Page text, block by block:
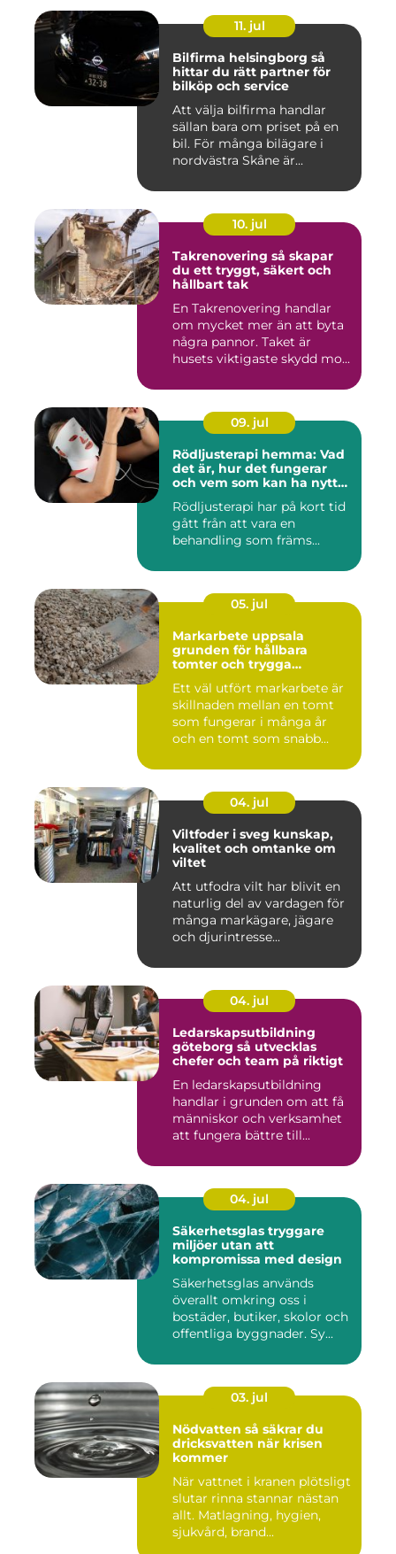
11. jul
Bilfirma helsingborg så
hittar du rätt partner för
bilköp och service
Att välja bilfirma handlar
sällan bara om priset på en
bil. För många bilägare i
nordvästra Skåne är...
10. jul
Takrenovering så skapar
du ett tryggt, säkert och
hållbart tak
En Takrenovering handlar
om mycket mer än att byta
några pannor. Taket är
husets viktigaste skydd mo...
09. jul
Rödljusterapi hemma: Vad
det är, hur det fungerar
och vem som kan ha nytta
Rödljusterapi har på kort tid
gått från att vara en
behandling som främs...
05. jul
Markarbete uppsala
grunden för hållbara
tomter och trygga
Ett väl utfört markarbete är
skillnaden mellan en tomt
som fungerar i många år
och en tomt som snabb...
04. jul
Viltfoder i sveg kunskap,
kvalitet och omtanke om
viltet
Att utfodra vilt har blivit en
naturlig del av vardagen för
många markägare, jägare
och djurintresse...
04. jul
Ledarskapsutbildning
göteborg så utvecklas
chefer och team på riktigt
En ledarskapsutbildning
handlar i grunden om att få
människor och verksamhet
att fungera bättre till...
04. jul
Säkerhetsglas tryggare
miljöer utan att
kompromissa med design
Säkerhetsglas används
överallt omkring oss i
bostäder, butiker, skolor och
offentliga byggnader. Sy...
03. jul
Nödvatten så säkrar du
dricksvatten när krisen
kommer
När vattnet i kranen plötsligt
slutar rinna stannar nästan
allt. Matlagning, hygien,
sjukvård, brand...